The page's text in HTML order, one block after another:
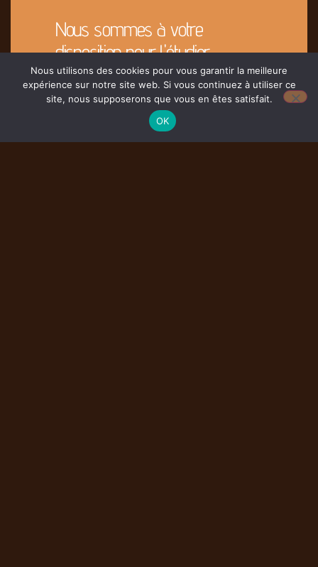
Nous sommes à votre
disposition pour l'étudier
Contacter Nous
Nous utilisons des cookies pour vous garantir la meilleure
expérience sur notre site web. Si vous continuez à utiliser ce
site, nous supposerons que vous en êtes satisfait.
OK